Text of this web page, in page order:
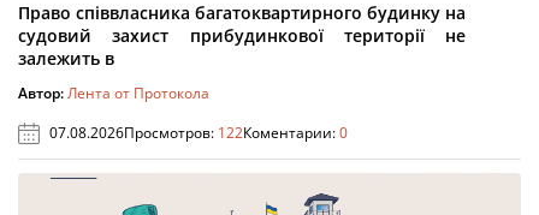
Право співвласника багатоквартирного будинку на
судовий захист прибудинкової території не
залежить в
Автор:Лента от Протокола
07.08.2026Просмотров: 122Коментарии:0